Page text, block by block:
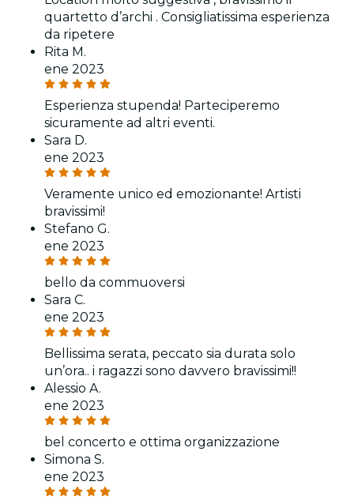
quartetto d’archi . Consigliatissima esperienza
da ripetere
Rita M.
ene 2023
Esperienza stupenda! Parteciperemo
sicuramente ad altri eventi.
Sara D.
ene 2023
Veramente unico ed emozionante! Artisti
bravissimi!
Stefano G.
ene 2023
bello da commuoversi
Sara C.
ene 2023
Bellissima serata, peccato sia durata solo
un’ora.. i ragazzi sono davvero bravissimi!!
Alessio A.
ene 2023
bel concerto e ottima organizzazione
Simona S.
ene 2023